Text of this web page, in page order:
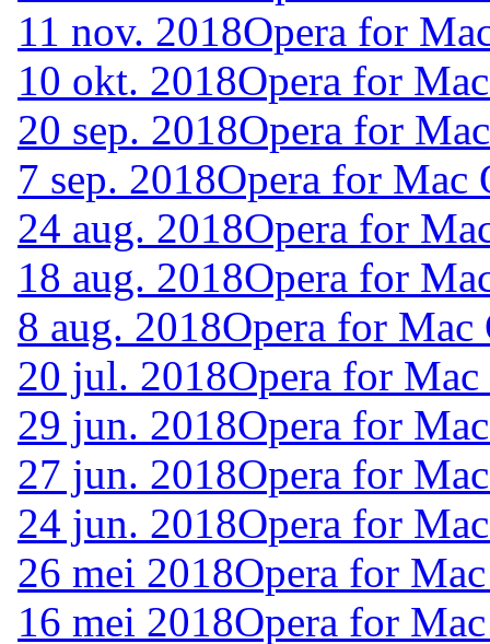
11 nov. 2018Opera for
10 okt. 2018Opera for
20 sep. 2018Opera for
7 sep. 2018Opera for Mac
24 aug. 2018Opera for
18 aug. 2018Opera for
8 aug. 2018Opera for
20 jul. 2018Opera for
29 jun. 2018Opera for
27 jun. 2018Opera for
24 jun. 2018Opera for
26 mei 2018Opera for
16 mei 2018Opera for